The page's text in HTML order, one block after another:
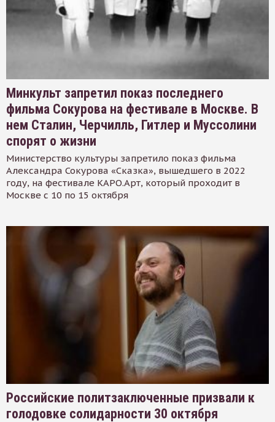
Минкульт запретил показ последнего
фильма Сокурова на фестивале в Москве. В
нем Сталин, Черчилль, Гитлер и Муссолини
спорят о жизни
Министерство культуры запретило показ фильма
Александра Сокурова «Сказка», вышедшего в 2022
году, на фестивале КАРО.Арт, который проходит в
Москве с 10 по 15 октября
Российские политзаключенные призвали к
голодовке солидарности 30 октября